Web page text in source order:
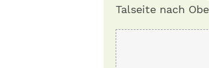
Talseite nach